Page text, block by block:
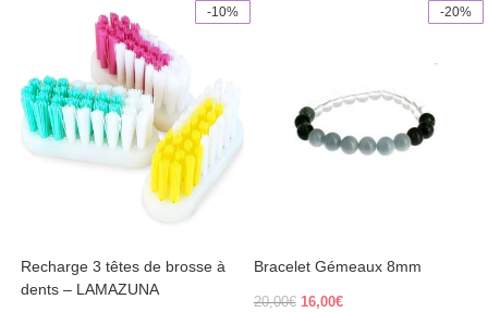
-10%
Recharge 3 têtes de brosse à
dents – LAMAZUNA
multiple
variants.
The
options
may
page
-20%
Bracelet Gémeaux 8mm
20,00€ Original
16,00€Current